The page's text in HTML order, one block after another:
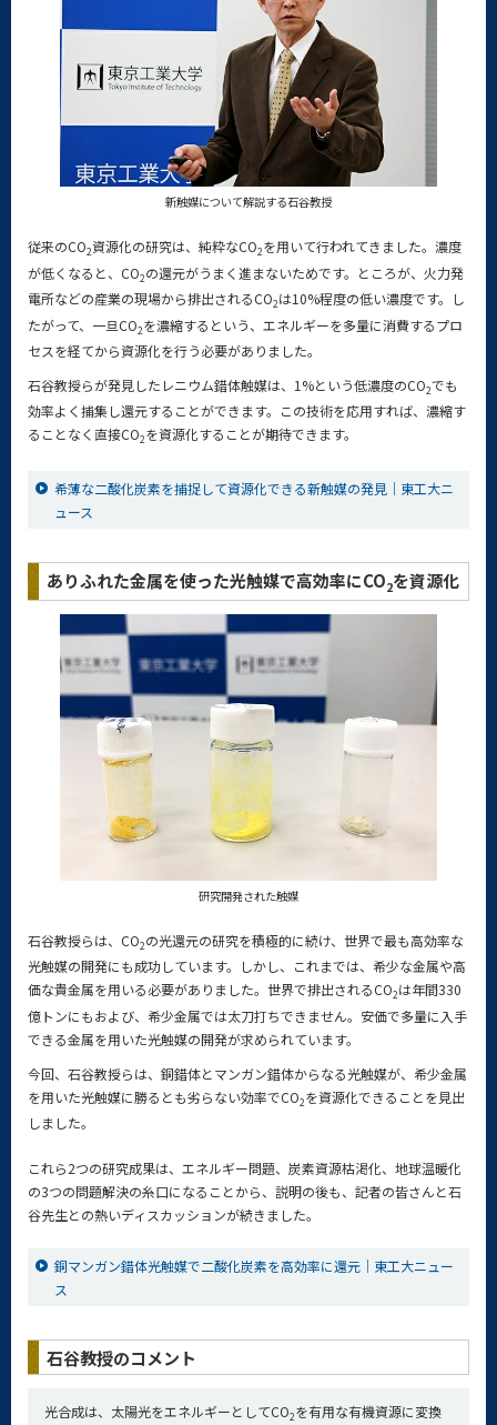
新触媒について解説する石谷教授
従来のCO2資源化の研究は、純粋なCO2を用いて行われてきました。濃度
が低くなると、CO2の還元がうまく進まないためです。ところが、火力発
電所などの産業の現場から排出されるCO2は10%程度の低い濃度です。し
たがって、一旦CO2を濃縮するという、エネルギーを多量に消費するプロ
セスを経てから資源化を行う必要がありました。
石谷教授らが発見したレニウム錯体触媒は、1%という低濃度のCO2でも
効率よく捕集し還元することができます。この技術を応用すれば、濃縮す
ることなく直接CO2を資源化することが期待できます。
希薄な二酸化炭素を捕捉して資源化できる新触媒の発見｜東工大ニ
ュース
ありふれた金属を使った光触媒で高効率にCO2を資源化
研究開発された触媒
石谷教授らは、CO2の光還元の研究を積極的に続け、世界で最も高効率な
光触媒の開発にも成功しています。しかし、これまでは、希少な金属や高
価な貴金属を用いる必要がありました。世界で排出されるCO2は年間330
億トンにもおよび、希少金属では太刀打ちできません。安価で多量に入手
できる金属を用いた光触媒の開発が求められています。
今回、石谷教授らは、銅錯体とマンガン錯体からなる光触媒が、希少金属
を用いた光触媒に勝るとも劣らない効率でCO2を資源化できることを見出
しました。
これら2つの研究成果は、エネルギー問題、炭素資源枯渇化、地球温暖化
の3つの問題解決の糸口になることから、説明の後も、記者の皆さんと石
谷先生との熱いディスカッションが続きました。
銅マンガン錯体光触媒で二酸化炭素を高効率に還元｜東工大ニュー
ス
石谷教授のコメント
光合成は、太陽光をエネルギーとしてCO2を有用な有機資源に変換